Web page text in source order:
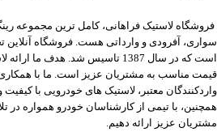
فروشگاه لاستیک فراهانی، کامل ترین مجموعه
سواری، آفرودی و وارداتی هست. فروشگاه آنلاین
است که در سال 1387 تاسیس شد. هدف
قیمت مناسب به مشتریان عزیز است. ما با همکاری
واردکنندگان معتبر، لاستیک های خودرویی با کیفیت
همچنین، با تیمی از کارشناسان خودرو همواره در
مشتریان عزیز ارائه دهیم.